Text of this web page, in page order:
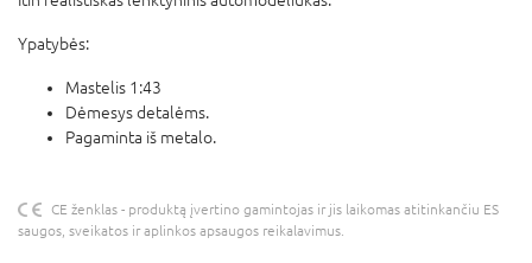
Ypatybės:
Mastelis 1:43
Dėmesys detalėms.
Pagaminta iš metalo.
CE ženklas - produktą įvertino gamintojas ir jis laikomas atitinkančiu ES
saugos, sveikatos ir aplinkos apsaugos reikalavimus.